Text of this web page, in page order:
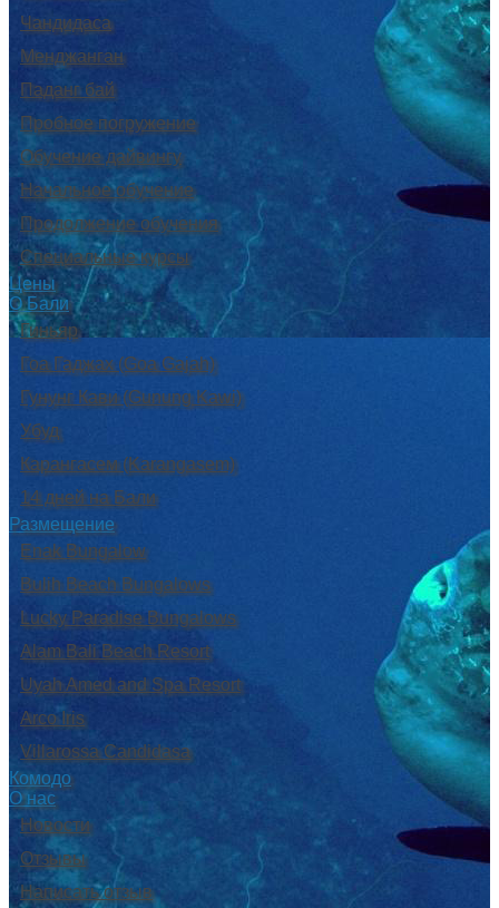
Чандидаса
Менджанган
Паданг бай
Пробное погружение
Обучение дайвингу
Начальное обучение
Продолжение обучения
Специальные курсы
Цены
О Бали
Гиньяр
Гоа Гаджах (Goa Gajah)
Гунунг Кави (Gunung Kawi)
Убуд
Карангасем (Karangasem)
14 дней на Бали
Размещение
Enak Bungalow
Bulih Beach Bungalows
Lucky Paradise Bungalows
Alam Bali Beach Resort
Uyah Amed and Spa Resort
Arco Iris
Villarossa Candidasa
Комодо
О нас
Новости
Отзывы
Написать отзыв